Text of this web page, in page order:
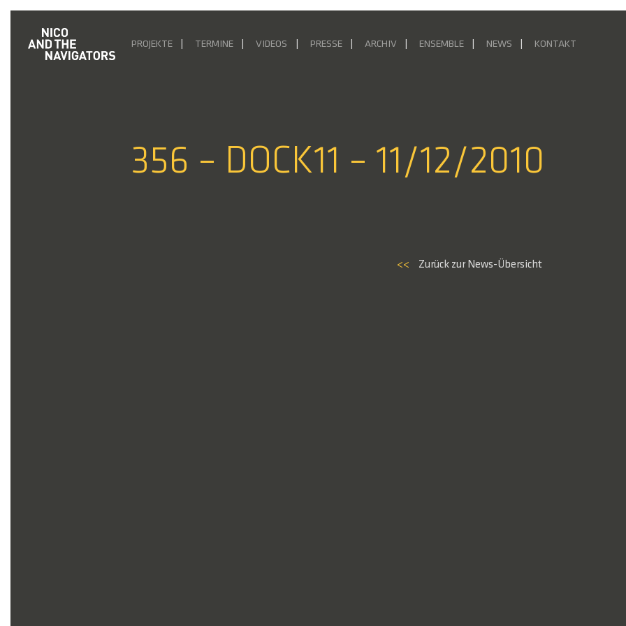
PROJEKTE TERMINE VIDEOS PRESSE ARCHIV ENSEMBLE NEWS KONTAKT
356 – DOCK11 – 11/12/2010
<< Zurück zur News-Übersicht